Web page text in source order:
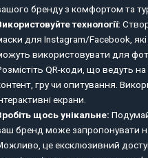
бренду з комфортом та
технології:
для Instagram/Facebook, які
використовувати для
QR-коди, що ведуть на
гру чи опитування.
екрани.
щось унікальне:
бренд може запропонувати
це ексклюзивний